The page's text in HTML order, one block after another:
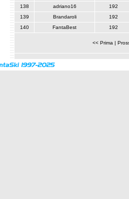
138 adriano16
192
139
Brandaroli
192
140
FantaBest 192
<< Prima |